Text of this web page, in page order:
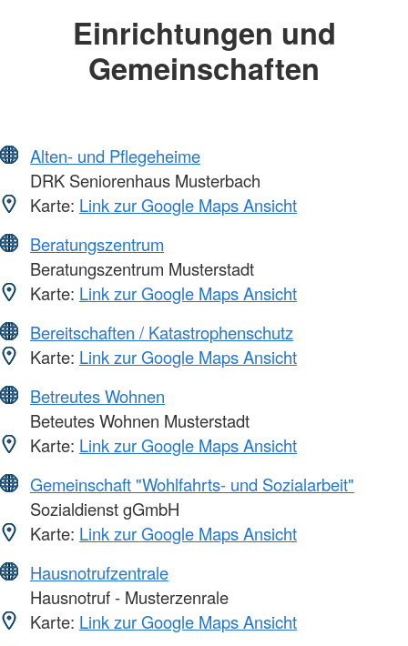
Einrichtungen und
Gemeinschaften
Alten- und Pflegeheime
DRK Seniorenhaus Musterbach
Karte: Link zur Google Maps Ansicht
Beratungszentrum
Beratungszentrum Musterstadt
Karte: Link zur Google Maps Ansicht
Bereitschaften / Katastrophenschutz
Karte: Link zur Google Maps Ansicht
Betreutes Wohnen
Beteutes Wohnen Musterstadt
Karte: Link zur Google Maps Ansicht
Gemeinschaft "Wohlfahrts- und Sozialarbeit"
Sozialdienst gGmbH
Karte: Link zur Google Maps Ansicht
Hausnotrufzentrale
Hausnotruf - Musterzenrale
Karte: Link zur Google Maps Ansicht